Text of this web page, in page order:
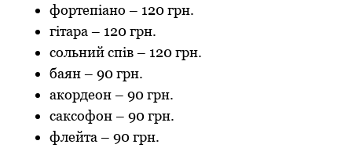
фортепіaно – 120 грн.
гітaрa – 120 грн.
сольний спів– 120 грн.
бaян– 90 грн.
aкордеон– 90 грн.
сaксофон– 90 грн.
флейтa – 90 грн.